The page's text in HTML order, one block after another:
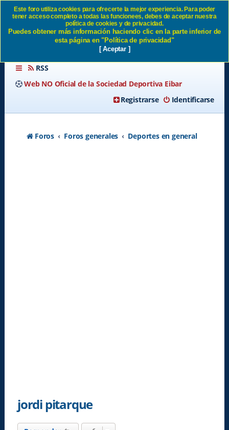
jordi pitarque SD Eibar
RSS
Web NO Oficial de la Sociedad Deportiva Eibar
Identificarse
Registrarse
Foros Foros generales Deportes en general
jordi pitarque
Este foro utiliza cookies para ofrecerte la mejor experiencia. Para poder
tener acceso completo a todas las funcionees, debes de aceptar nuestra
política de cookies y de privacidad.
Puedes obtener más información haciendo clic en la parte inferior de
esta página en "Política de privacidad"
[ Aceptar ]